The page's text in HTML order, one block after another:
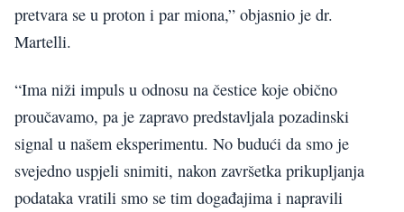
pretvara se u proton i par miona,” objasnio je dr.
Martelli.
“Ima niži impuls u odnosu na čestice koje obično
proučavamo, pa je zapravo predstavljala pozadinski
signal u našem eksperimentu. No budući da smo je
svejedno uspjeli snimiti, nakon završetka prikupljanja
podataka vratili smo se tim događajima i napravili